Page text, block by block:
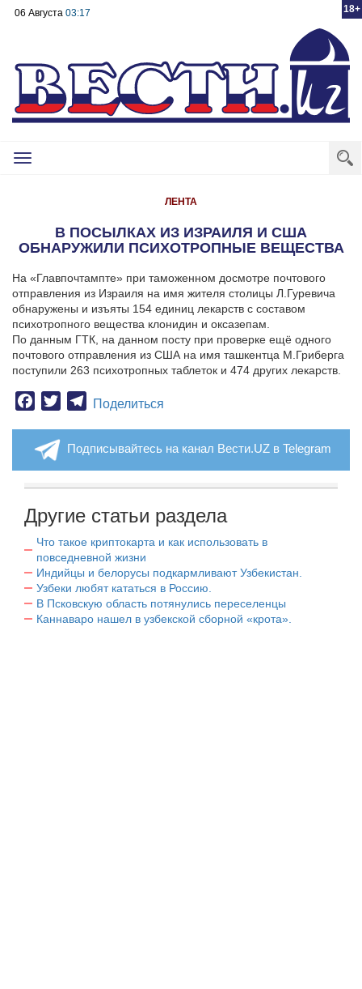
18+
06 Августа 03:17
Toggle
ЛЕНТА
В ПОСЫЛКАХ ИЗ ИЗРАИЛЯ И США
ОБНАРУЖИЛИ ПСИХОТРОПНЫЕ ВЕЩЕСТВА
На «Главпочтампте» при таможенном досмотре почтового
отправления из Израиля на имя жителя столицы Л.Гуревича
обнаружены и изъяты 154 единиц лекарств с составом
психотропного вещества клонидин и оксазепам.
По данным ГТК, на данном посту при проверке ещё одного
почтового отправления из США на имя ташкентца М.Гриберга
поступили 263 психотропных таблеток и 474 других лекарств.
Facebook
TwitterTelegram
Поделиться
Подписывайтесь на канал Вести.UZ в Telegram
Другие статьи раздела
Что такое криптокарта и как использовать в
повседневной жизни
Индийцы и белорусы подкармливают Узбекистан.
Узбеки любят кататься в Россию.
В Псковскую область потянулись переселенцы
Каннаваро нашел в узбекской сборной «крота».